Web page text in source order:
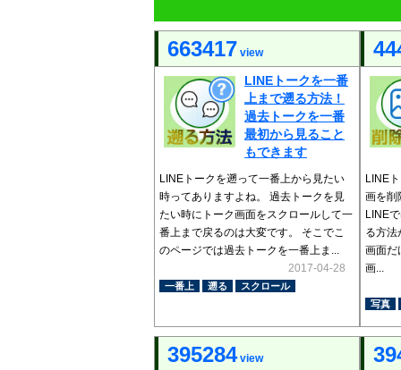
663417 view
LINEトークを一番
上まで遡る方法！
過去トークを一番
最初から見ること
もできます
LINEトークを遡って一番上から見たい
時ってありますよね。 過去トークを見
たい時にトーク画面をスクロールして一
番上まで戻るのは大変です。 そこでこ
のページでは過去トークを一番上ま...
2017-04-28
一番上 遡る スクロール
LINE
画を削
LINE
る方法
画面だ
画...
写真
395284view